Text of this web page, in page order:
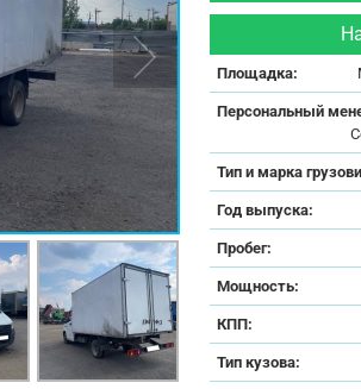
Площадка:
Персональный
Тип и марка
Год выпуска:
Пробег:
Мощность:
КПП:
Тип кузова: